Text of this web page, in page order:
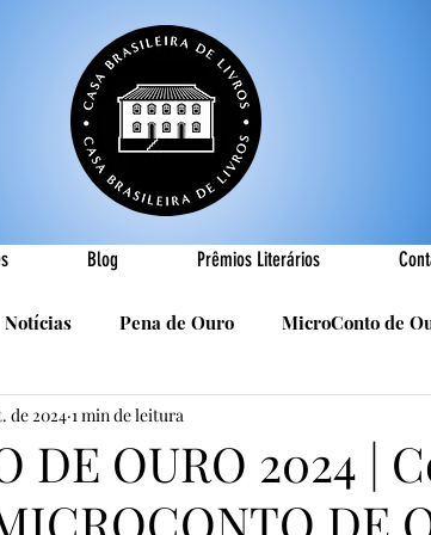
Blog Prêmios Literários
Notícias Pena de Ouro MicroConto de
Cândido Luís Vasques
Roldan Carlos Nejar Sebastião
DE OURO 2024 |
de 2024 1 min de leitura